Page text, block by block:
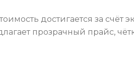
достигается за счёт
прозрачный прайс,